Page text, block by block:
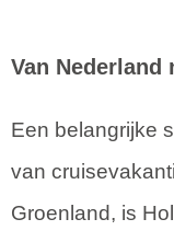
Van Nederland
Een belangrijke
van
Groenland, is